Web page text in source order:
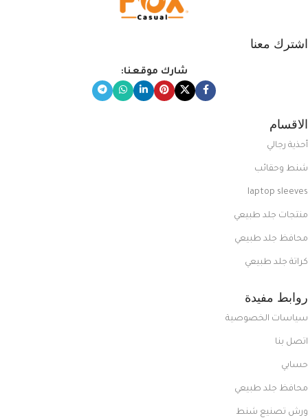
اشترك معنا
شارك موقعنا:
الاقسام
أحذية رجالي
شنط وحقائب
laptop sleeves
منتجات جلد طبيعي
محافظ جلد طبيعي
كراتة جلد طبيعي
روابط مفيدة
سياسات الخصوصية
اتصل بنا
حسابي
محافظ جلد طبيعي
ورش تصنيع شنط